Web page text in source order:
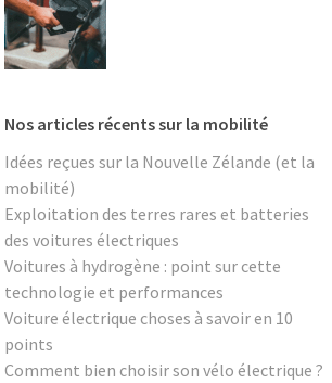
Nos articles récents sur la mobilité
Idées reçues sur la Nouvelle Zélande (et la
mobilité)
Exploitation des terres rares et batteries
des voitures électriques
Voitures à hydrogène : point sur cette
technologie et performances
Voiture électrique choses à savoir en 10
points
Comment bien choisir son vélo électrique ?